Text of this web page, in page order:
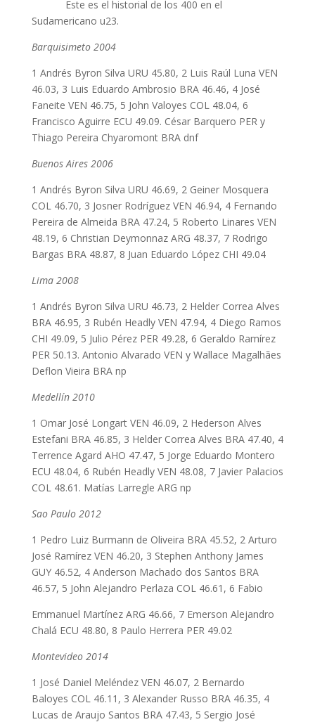
Este es el historial de los 400 en el
Sudamericano u23.
Barquisimeto 2004
1 Andrés Byron Silva URU 45.80, 2 Luis Raúl Luna VEN
46.03, 3 Luis Eduardo Ambrosio BRA 46.46, 4 José
Faneite VEN 46.75, 5 John Valoyes COL 48.04, 6
Francisco Aguirre ECU 49.09. César Barquero PER y
Thiago Pereira Chyaromont BRA dnf
Buenos Aires 2006
1 Andrés Byron Silva URU 46.69, 2 Geiner Mosquera
COL 46.70, 3 Josner Rodríguez VEN 46.94, 4 Fernando
Pereira de Almeida BRA 47.24, 5 Roberto Linares VEN
48.19, 6 Christian Deymonnaz ARG 48.37, 7 Rodrigo
Bargas BRA 48.87, 8 Juan Eduardo López CHI 49.04
Lima 2008
1 Andrés Byron Silva URU 46.73, 2 Helder Correa Alves
BRA 46.95, 3 Rubén Headly VEN 47.94, 4 Diego Ramos
CHI 49.09, 5 Julio Pérez PER 49.28, 6 Geraldo Ramírez
PER 50.13. Antonio Alvarado VEN y Wallace Magalhães
Deflon Vieira BRA np
Medellín 2010
1 Omar José Longart VEN 46.09, 2 Hederson Alves
Estefani BRA 46.85, 3 Helder Correa Alves BRA 47.40, 4
Terrence Agard AHO 47.47, 5 Jorge Eduardo Montero
ECU 48.04, 6 Rubén Headly VEN 48.08, 7 Javier Palacios
COL 48.61. Matías Larregle ARG np
Sao Paulo 2012
1 Pedro Luiz Burmann de Oliveira BRA 45.52, 2 Arturo
José Ramírez VEN 46.20, 3 Stephen Anthony James
GUY 46.52, 4 Anderson Machado dos Santos BRA
46.57, 5 John Alejandro Perlaza COL 46.61, 6 Fabio
Emmanuel Martínez ARG 46.66, 7 Emerson Alejandro
Chalá ECU 48.80, 8 Paulo Herrera PER 49.02
Montevideo 2014
1 José Daniel Meléndez VEN 46.07, 2 Bernardo
Baloyes COL 46.11, 3 Alexander Russo BRA 46.35, 4
Lucas de Araujo Santos BRA 47.43, 5 Sergio José